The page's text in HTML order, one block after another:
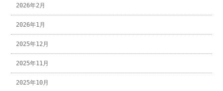
2026年2月
2026年1月
2025年12月
2025年11月
2025年10月